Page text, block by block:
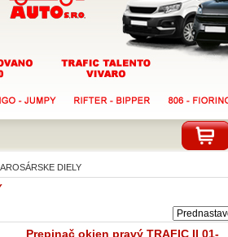
DIELY
Prepinač okien pravý TRAFIC II 01-